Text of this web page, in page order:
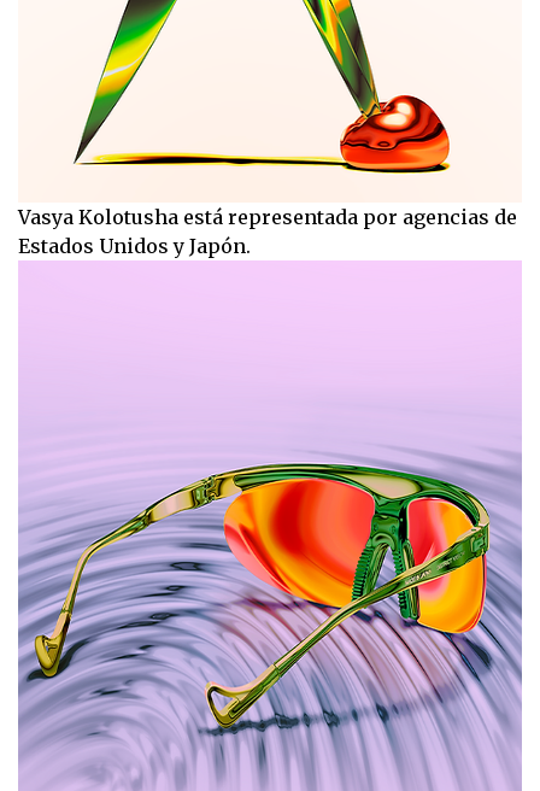
Vasya Kolotusha está representada por agencias de
Estados Unidos y Japón.